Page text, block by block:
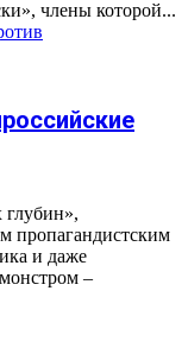
члены которой...
пропагандистским
и даже
–